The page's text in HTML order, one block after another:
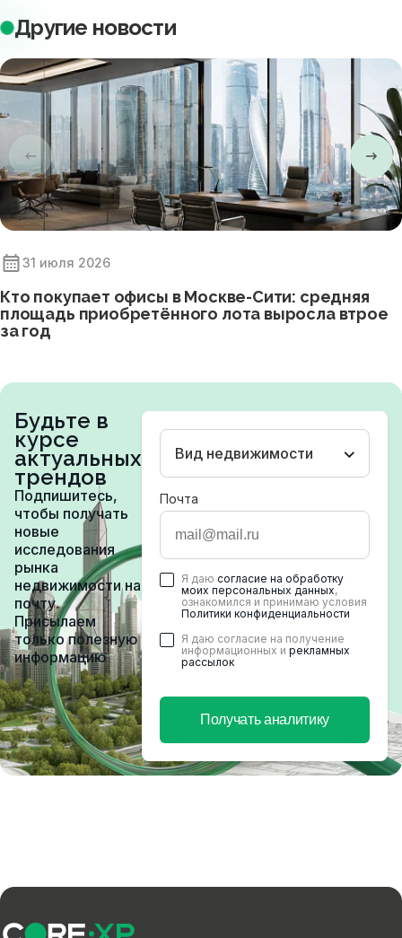
Другие новости
31 июля 2026
Кто покупает офисы в Москве-Сити: средняя
площадь приобретённого лота выросла втрое
за год
Будьте в
курсе
актуальных
трендов
Подпишитесь,
чтобы получать
новые
исследования
рынка
недвижимости на
почту.
Присылаем
только полезную
информацию
Вид недвижимости
Почта
Я даю согласие на обработку
моих персональных данных,
ознакомился и принимаю условия
Политики конфиденциальности
Я даю согласие на получение
информационных и рекламных
рассылок
Получать аналитику